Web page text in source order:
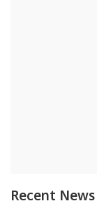
Recent News